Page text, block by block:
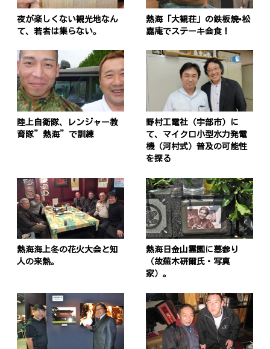
夜が楽しくない観光地なん
て、若者は集らない。
熱海「大観荘」の鉄板焼•松
嘉庵でステーキ会食！
陸上自衛隊、レンジャー教
育隊”熱海”で訓練
野村工電社（宇部市）に
て、マイクロ小型水力発電
機（河村式）普及の可能性
を探る
熱海海上冬の花火大会と知
人の来熱。
熱海日金山霊園に墓参り
（故蕪木研爾氏・写真
家）。